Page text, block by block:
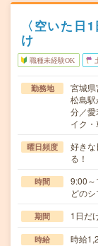
〈空いた日
け
職種未経験OK
勤務地
宮城
松島
分／
イク
曜日頻度
好き
る！
時間
9:00
どの
期間 1日だ
時給 時給